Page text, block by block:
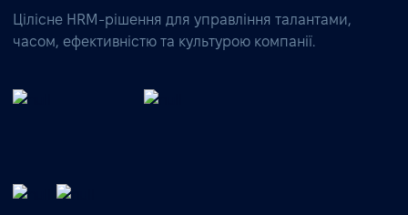
Цілісне HRM-рішення для управління талантами,
часом, ефективністю та культурою компанії.